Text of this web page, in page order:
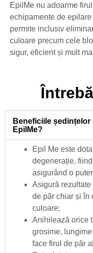
EpilMe nu adoarme
echipamente de
permite inclusiv
culoare precum cele
sigur, eficient și mult
Beneficiile
EpilMe?
Epil Me este
degenerație,
asigurând o
Asigură
de păr chiar și în
culoare;
Anihilează orice
grosime,
face firul de păr